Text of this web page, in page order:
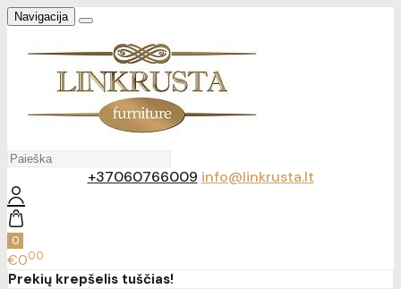
Navigacija
+37060766009 info@linkrusta.lt
0
€000
Prekių krepšelis tuščias!